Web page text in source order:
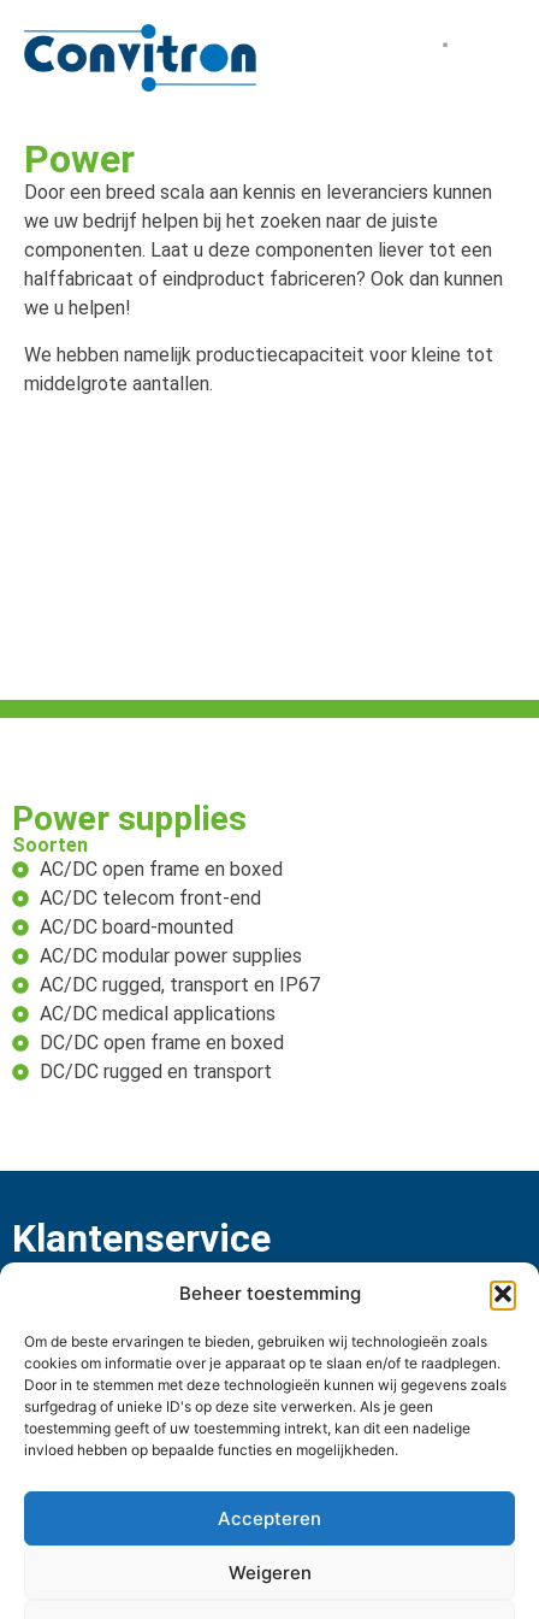
Beheer toestemming
Om de beste ervaringen te bieden, gebruiken wij technologieën zoals
cookies om informatie over je apparaat op te slaan en/of te raadplegen.
Door in te stemmen met deze technologieën kunnen wij gegevens zoals
surfgedrag of unieke ID's op deze site verwerken. Als je geen
toestemming geeft of uw toestemming intrekt, kan dit een nadelige
invloed hebben op bepaalde functies en mogelijkheden.
Accepteren
Weigeren
Power
Door een breed scala aan kennis en leveranciers kunnen
we uw bedrijf helpen bij het zoeken naar de juiste
componenten. Laat u deze componenten liever tot een
halffabricaat of eindproduct fabriceren? Ook dan kunnen
we u helpen!
We hebben namelijk productiecapaciteit voor kleine tot
middelgrote aantallen.
Power supplies
Soorten
AC/DC open frame en boxed
AC/DC telecom front-end
AC/DC board-mounted
AC/DC modular power supplies
AC/DC rugged, transport en IP67
AC/DC medical applications
DC/DC open frame en boxed
DC/DC rugged en transport
Klantenservice
Algemene voorwaarden
Disclaimer
Cookiebeleid
Terugbetaal- en retourneringsbeleid
Adres
Concorde 11 | 5126 RM | Gilze
+31 (0)88 737 8050